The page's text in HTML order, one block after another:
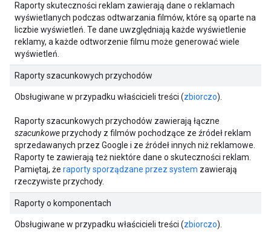
Raporty skuteczności reklam zawierają dane o reklamach
wyświetlanych podczas odtwarzania filmów, które są oparte na
liczbie wyświetleń. Te dane uwzględniają każde wyświetlenie
reklamy, a każde odtworzenie filmu może generować wiele
wyświetleń.
Raporty szacunkowych przychodów
Obsługiwane w przypadku właścicieli treści (zbiorczo).
Raporty szacunkowych przychodów zawierają łączne
szacunkoweprzychody z filmów pochodzące ze źródeł reklam
sprzedawanych przez Google i ze źródeł innych niż reklamowe.
Raporty te zawierają też niektóre dane o skuteczności reklam.
Pamiętaj, że raporty sporządzane przez system zawierają
rzeczywiste przychody.
Raporty o komponentach
Obsługiwane w przypadku właścicieli treści (zbiorczo).